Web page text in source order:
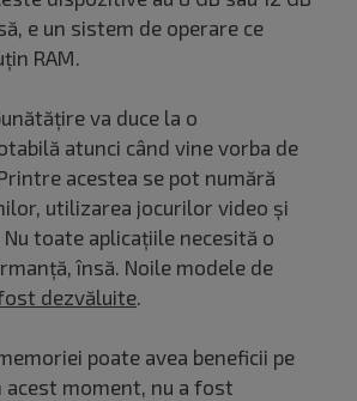
e un sistem de operare ce
RAM.
va duce la o
atunci când vine vorba de
acestea se pot numără
utilizarea jocurilor video și
toate aplicațiile necesită o
însă. Noile modele de
dezvăluite.
poate avea beneficii pe
acest moment, nu a fost